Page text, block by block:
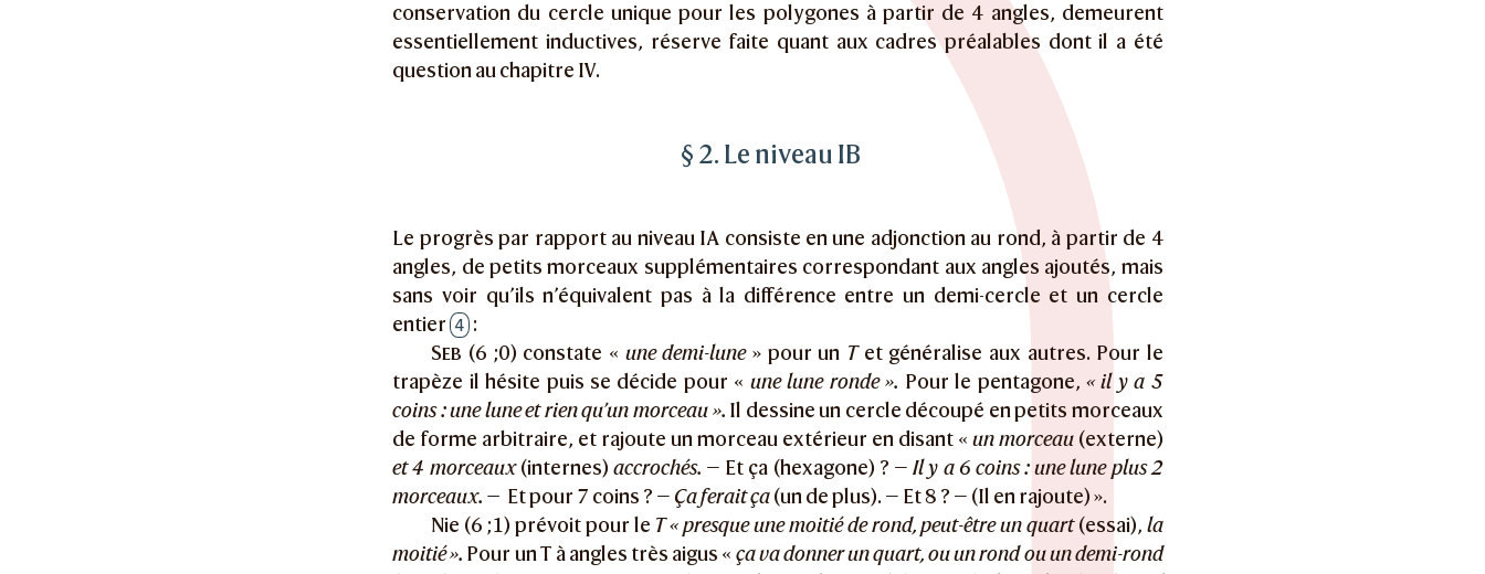
conservation du cercle unique pour les polygones à partir de 4 angles, demeurent
essentiellement inductives, réserve faite quant aux cadres préalables dont il a été
question au chapitre IV.
§ 2. Le niveau IB
Le progrès par rapport au niveau IA consiste en une adjonction au rond, à partir de 4
angles, de petits morceaux supplémentaires correspondant aux angles ajoutés, mais
sans voir qu’ils n’équivalent pas à la différence entre un demi-cercle et un cercle
entier 4 :
Seb (6 ;0) constate « une demi-lune» pour un Tet généralise aux autres. Pour le
trapèze il hésite puis se décide pour « une lune ronde ». Pour le pentagone,« il y a 5
coins : une lune et rien qu’un morceau ». Il dessine un cercle découpé en petits morceaux
de forme arbitraire, et rajoute un morceau extérieur en disant « un morceau(externe)
et 4 morceaux(internes) accrochés. — Et ça (hexagone) ? —Il y a 6 coins : une lune plus 2
morceaux. — Et pour 7 coins ? — Ça ferait ça(un de plus). — Et 8 ? — (Il en rajoute) ».
Nie (6 ;1) prévoit pour le T « presque une moitié de rond, peut-être un quart(essai), la
moitié ». Pour un T à angles très aigus « ça va donner un quart, ou un rond ou un demi-rond